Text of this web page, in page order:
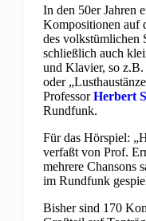
In den 50er Jahren
Kompositionen auf
des volkstümlichen
schließlich auch
und Klavier, so z.B.
oder
ProfessorHerbert
Rundfunk.
Für das Hörspiel:
verfaßt von Prof.
mehrere Chansons
im Rundfunk
Bisher sind 170